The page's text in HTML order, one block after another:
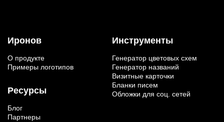
Иронов
О продукте
Примеры логотипов
Ресурсы
Блог
Партнеры
Инструменты
Генератор цветовых схем
Генератор названий
Визитные карточки
Бланки писем
Обложки для соц. сетей